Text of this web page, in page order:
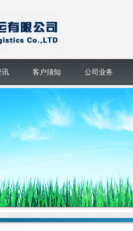
讯 客户须知 公司业务